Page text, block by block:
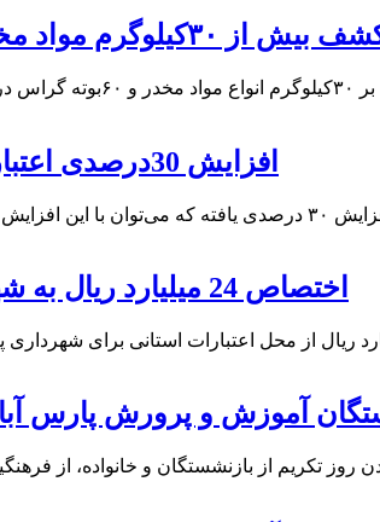
بیش از ۳۰کیلوگرم مواد مخدر در پارس آباد مغان
افزایش 30درصدی اعتبارات درمانی پارس آباد
اختصاص 24 میلیارد ریال به شهرداری پارس‌آبادمغان
آموزش و پرورش پارس